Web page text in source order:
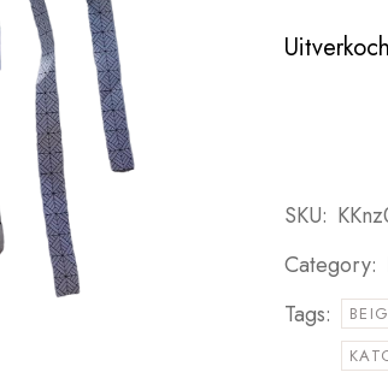
SKU:
Category:
Tags: